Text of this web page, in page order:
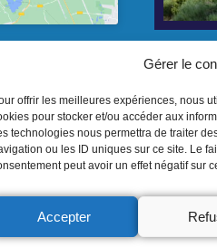
Gérer le
offrir les meilleures expériences, nous
pour stocker et/ou accéder aux
technologies nous permettra de traiter
ou les ID uniques sur ce site. Le
peut avoir un effet négatif sur
Accepter